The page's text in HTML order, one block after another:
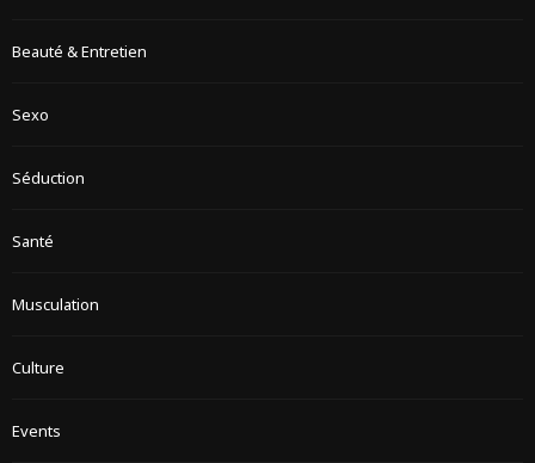
Beauté & Entretien
Sexo
Séduction
Santé
Musculation
Culture
Events